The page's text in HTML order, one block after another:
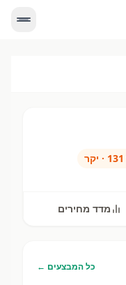
131
· יקר
מדד מחירים
כל המבצעים ←